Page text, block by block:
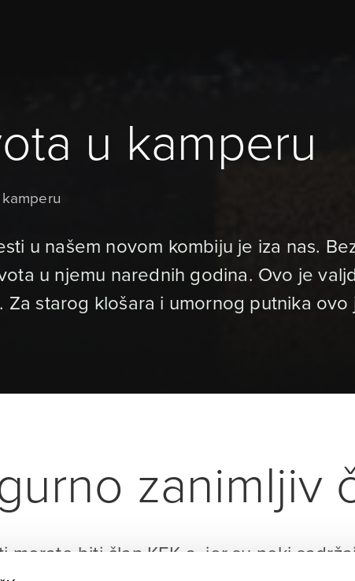
u kamperu
u našem novom kombiju je iza nas.
u njemu narednih godina. Ovo je
Za starog klošara i umornog putnika ovo
zanimljiv
morate biti član KEK-a, jer su neki